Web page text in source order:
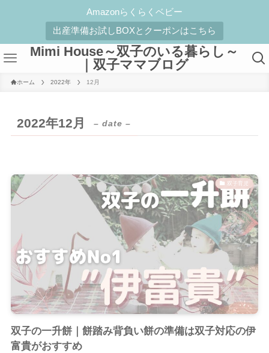
Amazonらくらくベビー
出産準備お試しBOXとクーポンはこちら
Mimi House～双子のいる暮らし～
｜双子ママブログ
ホーム 2022年 12月
2022年12月 – date –
双子育児
双子の一升餅｜餅踏み背負い餅の準備は双子対応の伊
富貴がおすすめ